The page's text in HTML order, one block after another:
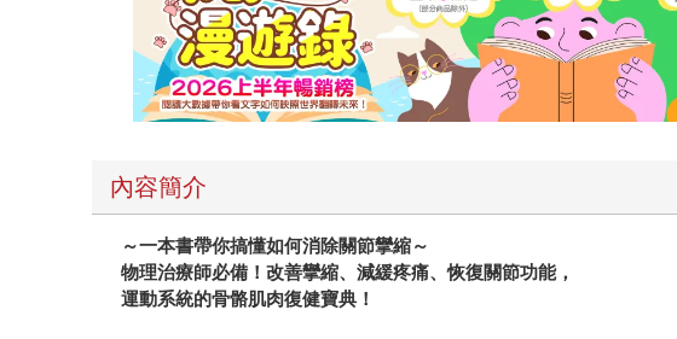
內容簡介
～一本書帶你搞懂如何消除關節攣縮～
物理治療師必備！改善攣縮、減緩疼痛、恢復關節功能，
運動系統的骨骼肌肉復健寶典！